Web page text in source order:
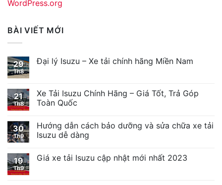
WordPress.org
BÀI VIẾT MỚI
29
Th8
Đại lý Isuzu – Xe tải chính hãng Miền Nam
21
Th8
Xe Tải Isuzu Chính Hãng – Giá Tốt, Trả Góp
Toàn Quốc
30
Th9
Hướng dẫn cách bảo dưỡng và sửa chữa xe tải
Isuzu dễ dàng
19
Th9
Giá xe tải Isuzu cập nhật mới nhất 2023